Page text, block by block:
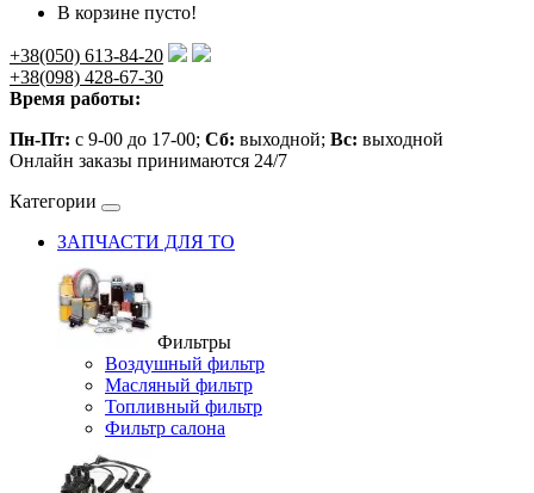
В корзине пусто!
+38(050) 613-84-20
+38(098) 428-67-30
Время работы:
Пн-Пт: с 9-00 до 17-00; Сб: выходной; Вс: выходной
Онлайн заказы принимаются 24/7
Категории
ЗАПЧАСТИ ДЛЯ ТО
Фильтры
Воздушный фильтр
Масляный фильтр
Топливный фильтр
Фильтр салона